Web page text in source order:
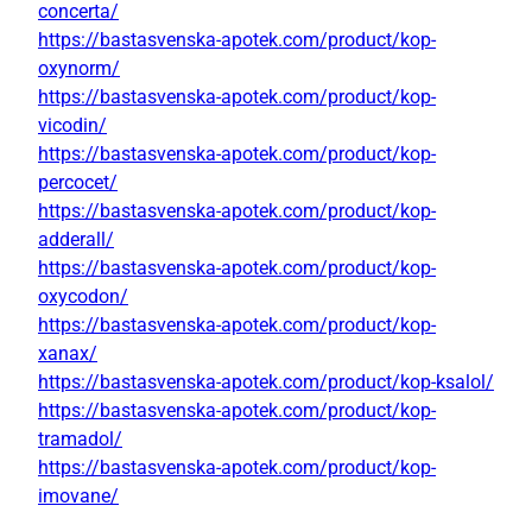
concerta/
https://bastasvenska-apotek.com/product/kop-
oxynorm/
https://bastasvenska-apotek.com/product/kop-
vicodin/
https://bastasvenska-apotek.com/product/kop-
percocet/
https://bastasvenska-apotek.com/product/kop-
adderall/
https://bastasvenska-apotek.com/product/kop-
oxycodon/
https://bastasvenska-apotek.com/product/kop-
xanax/
https://bastasvenska-apotek.com/product/kop-ksalol/
https://bastasvenska-apotek.com/product/kop-
tramadol/
https://bastasvenska-apotek.com/product/kop-
imovane/